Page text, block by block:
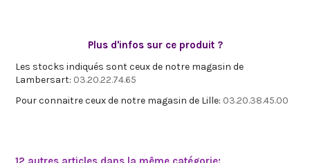
Plus d'infos sur ce produit ?
Les stocks indiqués sont ceux de notre magasin de
Lambersart: 03.20.22.74.65
Pour connaitre ceux de notre magasin de Lille: 03.20.38.45.00